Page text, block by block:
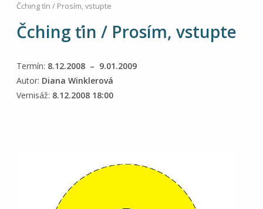
Čching ťin / Prosím, vstupte
Čching ťin / Prosím, vstupte
Termín: 8.12.2008 – 9.01.2009
Autor: Diana Winklerová
Vernisáž: 8.12.2008 18:00